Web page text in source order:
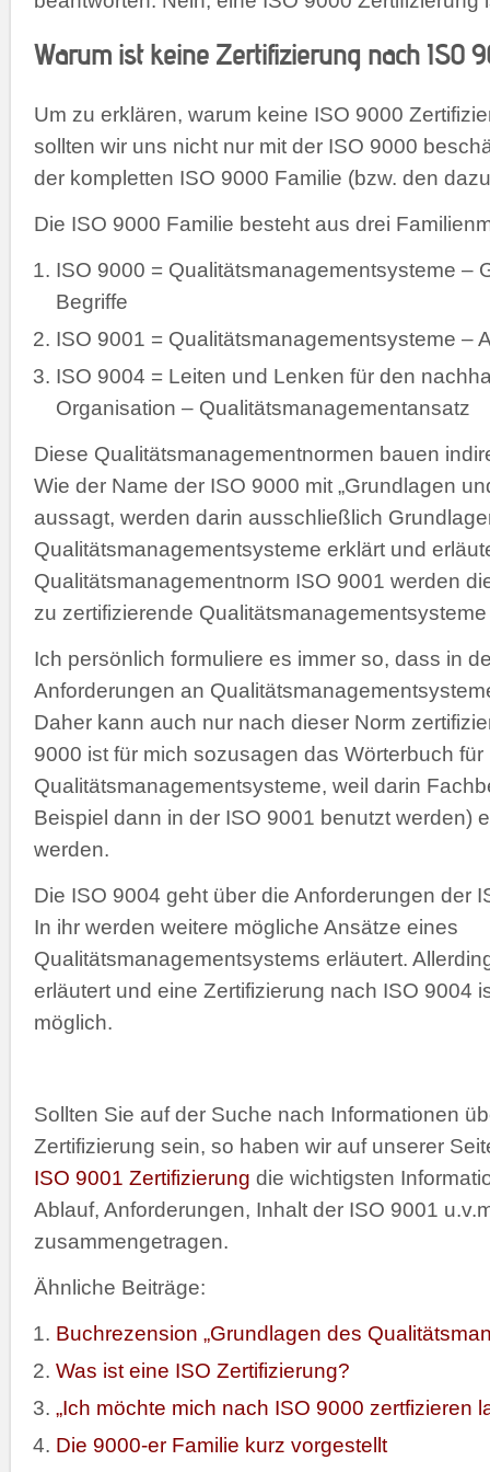
Warum ist keine Zertifizierung nach ISO
Um zu erklären, warum keine ISO 9000
sollten wir uns nicht nur mit der ISO 9000
der kompletten ISO 9000 Familie (bzw. den
Die ISO 9000 Familie besteht aus drei
ISO 9000 = Qualitätsmanagementsysteme –
Begriffe
ISO 9001 = Qualitätsmanagementsysteme –
ISO 9004 = Leiten und Lenken für den
Organisation – Qualitätsmanagementansatz
Diese Qualitätsmanagementnormen bauen
Wie der Name der ISO 9000 mit „Grundlagen
aussagt, werden darin ausschließlich
Qualitätsmanagementsysteme erklärt und
Qualitätsmanagementnorm ISO 9001 werden
zu zertifizierende
Ich persönlich formuliere es immer so, dass in
Anforderungen an
Daher kann auch nur nach dieser Norm
9000 ist für mich sozusagen das Wörterbuch für
Qualitätsmanagementsysteme, weil darin
Beispiel dann in der ISO 9001 benutzt werden)
werden.
Die ISO 9004 geht über die Anforderungen der
In ihr werden weitere mögliche Ansätze eines
Qualitätsmanagementsystems erläutert.
erläutert und eine Zertifizierung nach ISO 9004
möglich.
Sollten Sie auf der Suche nach Informationen
Zertifizierung sein, so haben wir auf unserer
ISO 9001 Zertifizierung die wichtigsten
Ablauf, Anforderungen, Inhalt der ISO 9001
zusammengetragen.
Ähnliche Beiträge:
Buchrezension „Grundlagen des
Was ist eine ISO Zertifizierung?
„Ich möchte mich nach ISO 9000 zertfizieren
Die 9000-er Familie kurz vorgestellt